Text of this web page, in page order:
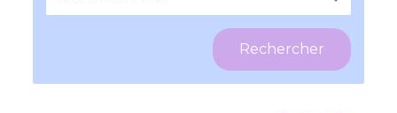
Rechercher